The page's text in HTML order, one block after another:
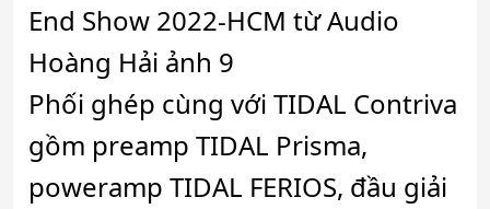
Phối ghép cùng với TIDAL Contriva
gồm preamp TIDAL Prisma,
poweramp TIDAL FERIOS, đầu giải